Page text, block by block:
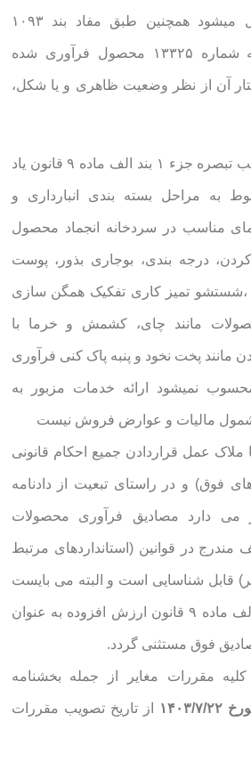
(استاندارد را نیز شامل میشود همچنین طبق مفاد بند ۱۰۹۳
استاندارد ملی ایران به شماره ۱۳۳۲۵ محصول فرآوری شده
آن از نظر وضعیت ظاهری و یا شکل،
از سوی دیگر به موجب تبصره جزء ۱ بند الف ماده ۹ قانون یاد
به مراحل بسته بندی انبارداری و
مناسب در سردخانه انجماد محصول
درجه بندی، بوجاری بذور، پوست
،شستشو تمیز کاری تفکیک همگن سازی
مانند چای، کشمش و خرما با
مانند پخت نخود و پنبه پاک کنی فرآوری
نمیشود ارائه خدمات مزبور به
مالیات و عوارض فروش نیست
ملاک عمل قراردادن جميع احکام قانونی
فوق) و در راستای تبعیت از دادنامه
می دارد مصادیق فرآوری محصولات
در قوانین (استانداردهای مرتبط
قابل شناسایی است و البته می بایست
مفاد تبصره جزء ۱ بند الف ماده ۹ قانون ارزش افزوده به عنوان
فوق مستثنی گردد.
کلیه مقررات مغایر از جمله بخشنامه
از تاریخ تصویب مقررات